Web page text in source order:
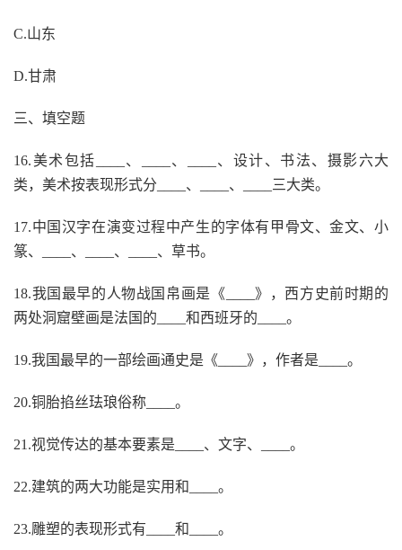
C.山东
D.甘肃
三、填空题
16.美术包括____、____、____、设计、书法、摄影六大
类，美术按表现形式分____、____、____三大类。
17.中国汉字在演变过程中产生的字体有甲骨文、金文、小
篆、____、____、____、草书。
18.我国最早的人物战国帛画是《____》，西方史前时期的
两处洞窟壁画是法国的____和西班牙的____。
19.我国最早的一部绘画通史是《____》，作者是____。
20.铜胎掐丝珐琅俗称____。
21.视觉传达的基本要素是____、文字、____。
22.建筑的两大功能是实用和____。
23.雕塑的表现形式有____和____。